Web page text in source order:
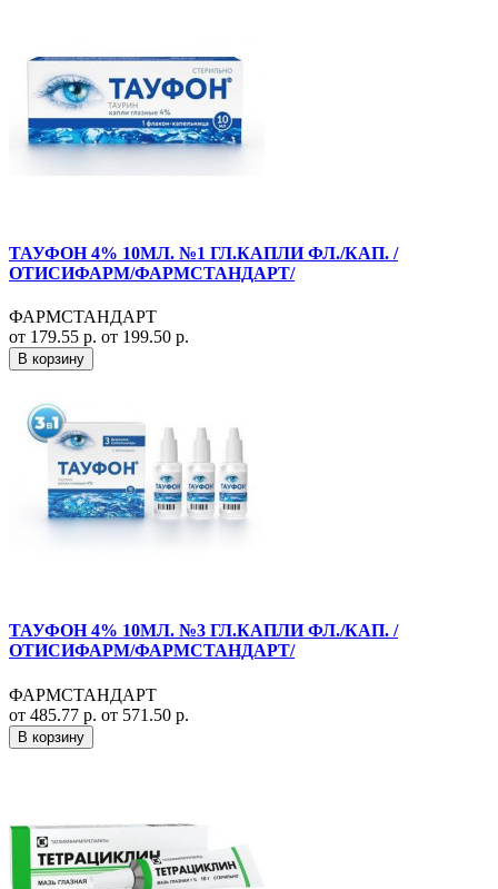
ТАУФОН 4% 10МЛ. №1 ГЛ.КАПЛИ ФЛ./КАП. /
ОТИСИФАРМ/ФАРМСТАНДАРТ/
ФАРМСТАНДАРТ
от 179.55 р. от 199.50 р.
В корзину
ТАУФОН 4% 10МЛ. №3 ГЛ.КАПЛИ ФЛ./КАП. /
ОТИСИФАРМ/ФАРМСТАНДАРТ/
ФАРМСТАНДАРТ
от 485.77 р. от 571.50 р.
В корзину